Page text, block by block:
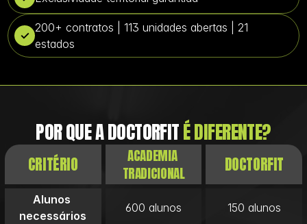
✓
200+ contratos | 113 unidades abertas | 21
estados
POR QUE A DOCTORFIT É DIFERENTE?
CRITÉRIO
ACADEMIA
TRADICIONAL
DOCTORFIT
Alunos
necessários
600 alunos 150 alunos